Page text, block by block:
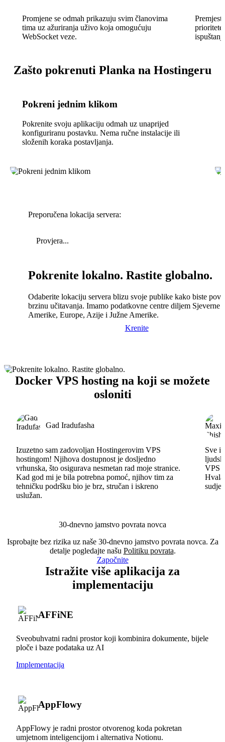
Promjene se odmah prikazuju svim članovima
tima uz ažuriranja uživo koja omogućuju
WebSocket veze.
Zašto pokrenuti Planka na Hostingeru
Pokreni jednim klikom
Pokrenite svoju aplikaciju odmah uz unaprijed
konfiguriranu postavku. Nema ručne instalacije ili
složenih koraka postavljanja.
Preporučena lokacija servera:
Provjera...
Pokrenite lokalno. Rastite globalno.
Odaberite lokaciju servera blizu svoje publike kako biste
brzinu učitavanja. Imamo podatkovne centre diljem Sjeverne
Amerike, Europe, Azije i Južne Amerike.
Krenite
Docker VPS hosting na koji se možete
osloniti
Gad Iradufasha
Izuzetno sam zadovoljan Hostingerovim VPS
hostingom! Njihova dostupnost je dosljedno
vrhunska, što osigurava nesmetan rad moje stranice.
Kad god mi je bila potrebna pomoć, njihov tim za
tehničku podršku bio je brz, stručan i iskreno
uslužan.
Sve
VPS
30-dnevno jamstvo povrata novca
Isprobajte bez rizika uz naše 30-dnevno jamstvo povrata novca. Za
detalje pogledajte našu Politiku povrata.
Započnite
Istražite više aplikacija za
implementaciju
AFFiNE
Sveobuhvatni radni prostor koji kombinira dokumente, bijele
ploče i baze podataka uz AI
Implementacija
AppFlowy
AppFlowy je radni prostor otvorenog koda pokretan
umjetnom inteligencijom i alternativa Notionu.